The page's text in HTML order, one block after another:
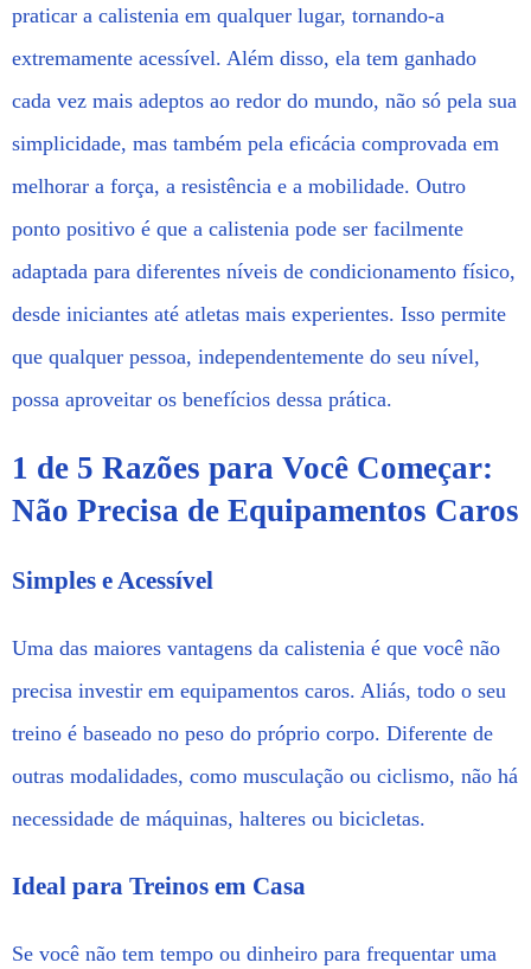
praticar a calistenia em qualquer lugar, tornando-a
extremamente acessível. Além disso, ela tem ganhado
cada vez mais adeptos ao redor do mundo, não só pela sua
simplicidade, mas também pela eficácia comprovada em
melhorar a força, a resistência e a mobilidade. Outro
ponto positivo é que a calistenia pode ser facilmente
adaptada para diferentes níveis de condicionamento físico,
desde iniciantes até atletas mais experientes. Isso permite
que qualquer pessoa, independentemente do seu nível,
possa aproveitar os benefícios dessa prática.
1 de 5 Razões para Você Começar:
Não Precisa de Equipamentos Caros
Simples e Acessível
Uma das maiores vantagens da calistenia é que você não
precisa investir em equipamentos caros. Aliás, todo o seu
treino é baseado no peso do próprio corpo. Diferente de
outras modalidades, como musculação ou ciclismo, não há
necessidade de máquinas, halteres ou bicicletas.
Ideal para Treinos em Casa
Se você não tem tempo ou dinheiro para frequentar uma